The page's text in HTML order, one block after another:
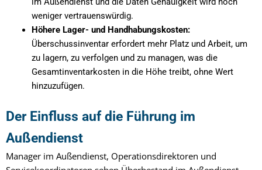
weniger vertrauenswürdig.
Höhere Lager- und Handhabungskosten:
Überschussinventar erfordert mehr Platz und Arbeit, um
zu lagern, zu verfolgen und zu managen, was die
Gesamtinventarkosten in die Höhe treibt, ohne Wert
hinzuzufügen.
Der Einfluss auf die Führung im
Außendienst
Manager im Außendienst, Operationsdirektoren und